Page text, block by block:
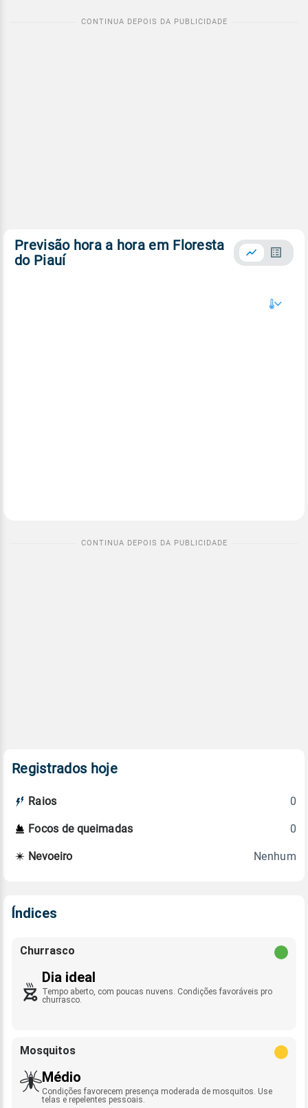
Previsão hora a hora em Floresta
do Piauí
Registrados hoje
Raios 0
Focos de queimadas 0
Nevoeiro Nenhum
Índices
Churrasco
Dia ideal
Tempo aberto, com poucas nuvens. Condições favoráveis pro
churrasco.
Mosquitos
Médio
Condições favorecem presença moderada de mosquitos. Use
telas e repelentes pessoais.